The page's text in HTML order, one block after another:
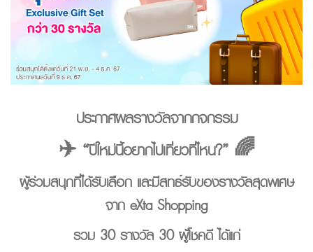
ประกาศผลรางวัลจากกิจกรรม
✈️ “ปีใหม่นี้อยากไปเที่ยวที่ไหน?” 🌈
ผู้ร่วมสนุกที่ได้รับเลือก และมีสิทธิ์รับของรางวัลสุดพิเศษ
จาก eXta Shopping
รวม 30 รางวัล 30 ผู้โชคดี ได้แก่